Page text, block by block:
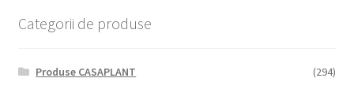
Categorii de produse
Produse CASAPLANT
(294)